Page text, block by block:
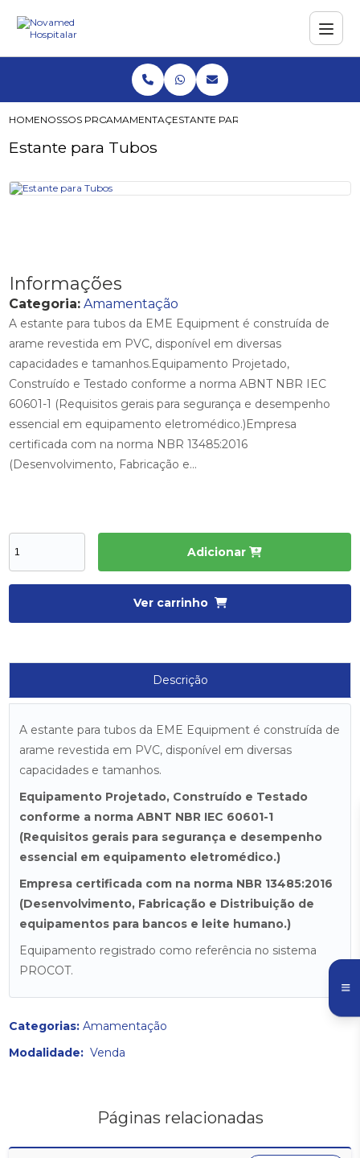
HOMENOSSOS PRODUTOSAMAMENTAÇÃOESTANTE PARA TUBOS
Estante para Tubos
Informações
Categoria: Amamentação
A estante para tubos da EME Equipment é construída de
arame revestida em PVC, disponível em diversas
capacidades e tamanhos.Equipamento Projetado,
Construído e Testado conforme a norma ABNT NBR IEC
60601-1 (Requisitos gerais para segurança e desempenho
essencial em equipamento eletromédico.)Empresa
certificada com na norma NBR 13485:2016
(Desenvolvimento, Fabricação e...
Adicionar
Ver carrinho
Descrição
A estante para tubos da EME Equipment é construída de
arame revestida em PVC, disponível em diversas
capacidades e tamanhos.
Equipamento Projetado, Construído e Testado
conforme a norma ABNT NBR IEC 60601-1
(Requisitos gerais para segurança e desempenho
essencial em equipamento eletromédico.)
Empresa certificada com na norma NBR 13485:2016
(Desenvolvimento, Fabricação e Distribuição de
equipamentos para bancos e leite humano.)
Equipamento registrado como referência no sistema
PROCOT.
Categorias: Amamentação
Modalidade:Venda
Páginas relacionadas